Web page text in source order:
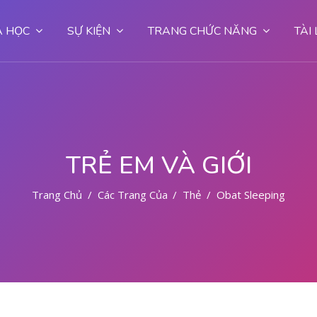
HỌC SỰ KIỆN TRANG CHỨC NĂNG TÀI
TRẺ EM VÀ GIỚI
Trang Chủ Các Trang Của Hệ Thống
Thẻ Obat Sleeping